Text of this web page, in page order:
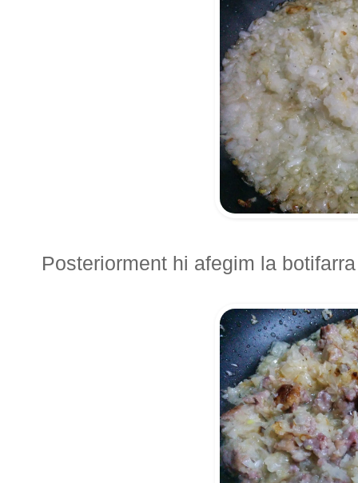
Posteriorment hi afegim la